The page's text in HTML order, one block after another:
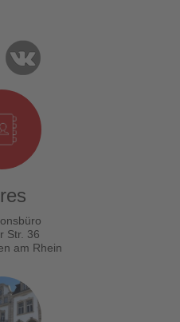
Str. 36
am Rhein